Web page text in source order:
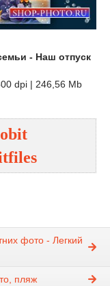
- Наш отпуск
dpi | 246,56 Mb
фото - Легкий
пляж